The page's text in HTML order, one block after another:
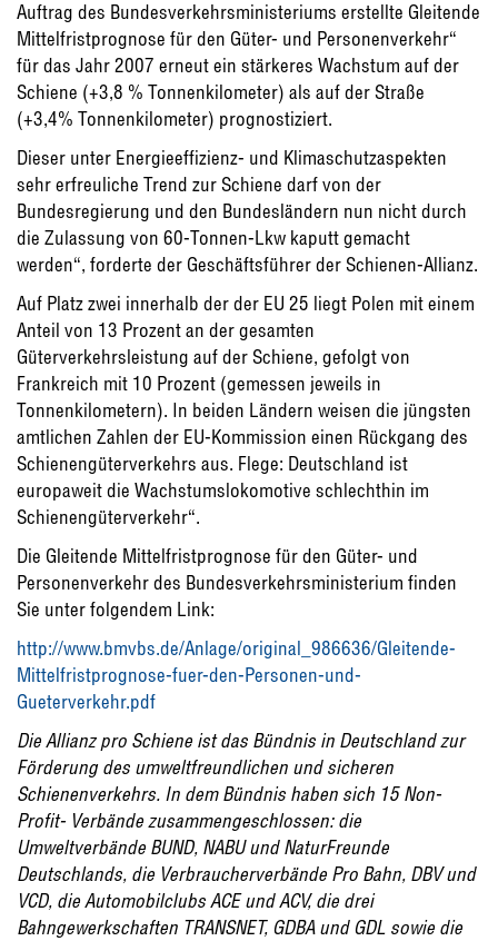
Auftrag des Bundesverkehrsministeriums erstellte Gleitende
Mittelfristprognose für den Güter- und Personenverkehr“
für das Jahr 2007 erneut ein stärkeres Wachstum auf der
Schiene (+3,8 % Tonnenkilometer) als auf der Straße
(+3,4% Tonnenkilometer) prognostiziert.
Dieser unter Energieeffizienz- und Klimaschutzaspekten
sehr erfreuliche Trend zur Schiene darf von der
Bundesregierung und den Bundesländern nun nicht durch
die Zulassung von 60-Tonnen-Lkw kaputt gemacht
werden“, forderte der Geschäftsführer der Schienen-Allianz.
Auf Platz zwei innerhalb der der EU 25 liegt Polen mit einem
Anteil von 13 Prozent an der gesamten
Güterverkehrsleistung auf der Schiene, gefolgt von
Frankreich mit 10 Prozent (gemessen jeweils in
Tonnenkilometern). In beiden Ländern weisen die jüngsten
amtlichen Zahlen der EU-Kommission einen Rückgang des
Schienengüterverkehrs aus. Flege: Deutschland ist
europaweit die Wachstumslokomotive schlechthin im
Schienengüterverkehr“.
Die Gleitende Mittelfristprognose für den Güter- und
Personenverkehr des Bundesverkehrsministerium finden
Sie unter folgendem Link:
http://www.bmvbs.de/Anlage/original_986636/Gleitende-
Mittelfristprognose-fuer-den-Personen-und-
Gueterverkehr.pdf
Die Allianz pro Schiene ist das Bündnis in Deutschland zur
Förderung des umweltfreundlichen und sicheren
Schienenverkehrs. In dem Bündnis haben sich 15 Non-
Profit- Verbände zusammengeschlossen: die
Umweltverbände BUND, NABU und NaturFreunde
Deutschlands, die Verbraucherverbände Pro Bahn, DBV und
VCD, die Automobilclubs ACE und ACV, die drei
Bahngewerkschaften TRANSNET, GDBA und GDL sowie die